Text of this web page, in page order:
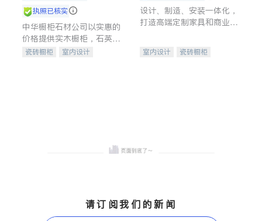
执照已核实
中华橱柜石材公司以实惠的
价格提供实木橱柜，石英石
台面，多种优质不锈钢水
瓷砖橱柜
室内设计
设计、制造、安装一体化，
打造高端定制家具和商业空
室内设计
瓷砖橱柜
请订阅我们的新闻